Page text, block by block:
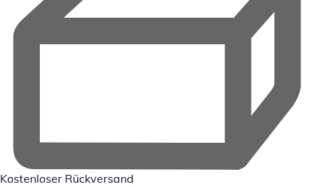
Kostenloser Rückversand